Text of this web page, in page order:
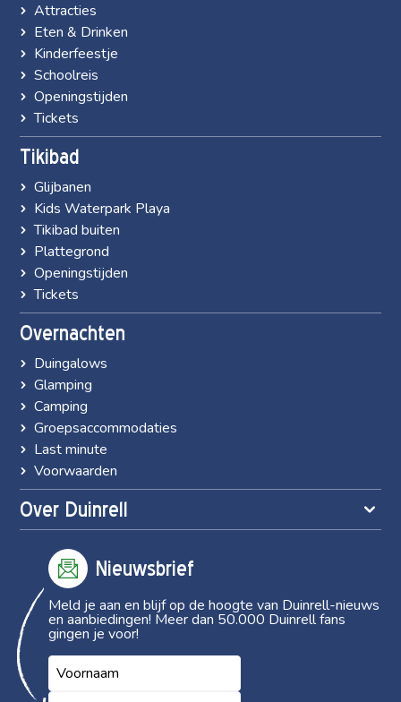
Attracties
Eten & Drinken
Kinderfeestje
Schoolreis
Openingstijden
Tickets
Tikibad
Glijbanen
Kids Waterpark Playa
Tikibad buiten
Plattegrond
Openingstijden
Tickets
Overnachten
Duingalows
Glamping
Camping
Groepsaccommodaties
Last minute
Voorwaarden
Over Duinrell
Nieuwsbrief
Meld je aan en blijf op de hoogte van Duinrell-nieuws
en aanbiedingen! Meer dan 50.000 Duinrell fans
gingen je voor!